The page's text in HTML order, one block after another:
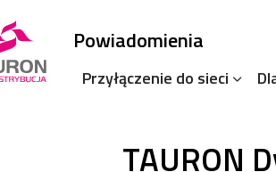
Powiadomienia
Przyłączenie do sieci
TAURON